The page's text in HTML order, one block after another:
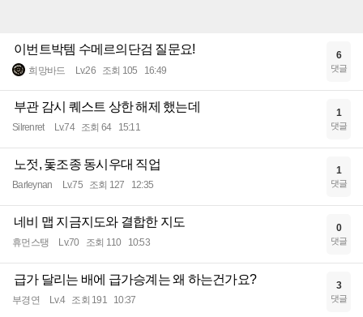
이번트박템 수메르의단검 질문요!
희망바드 Lv.26 조회 105 16:49
6
댓글
부관 감시 퀘스트 상한 해제 했는데
Silrenret Lv.74 조회 64 15:11
1
댓글
노젓, 돛조종 동시우대 직업
Barleynan Lv.75 조회 127 12:35
1
댓글
네비 맵 지금지도와 결합한 지도
휴먼스탱 Lv.70 조회 110 10:53
0
댓글
급가 달리는 배에 급가승계는 왜 하는건가요?
부경연 Lv.4 조회 191 10:37
3
댓글